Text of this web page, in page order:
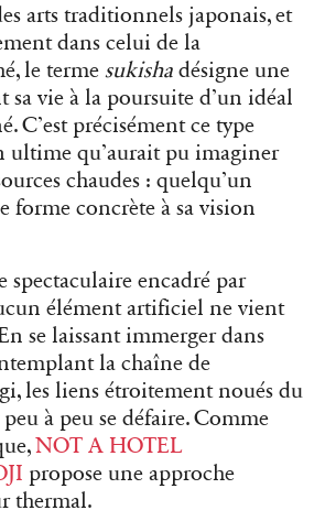
arts traditionnels japonais, et
dans celui de la
le terme sukisha désigne une
sa vie à la poursuite d’un idéal
C’est précisément ce type
ultime qu’aurait pu imaginer
chaudes : quelqu’un
forme concrète à sa vision
spectaculaire encadré par
élément artificiel ne vient
se laissant immerger dans
la chaîne de
les liens étroitement noués du
à peu se défaire. Comme
NOT A HOTEL
propose une approche
thermal.